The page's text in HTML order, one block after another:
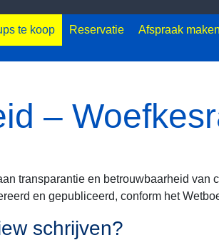
te koop Reservatie Afspraak maken
–
transparantie en betrouwbaarheid
en gepubliceerd, conform het
schrijven?